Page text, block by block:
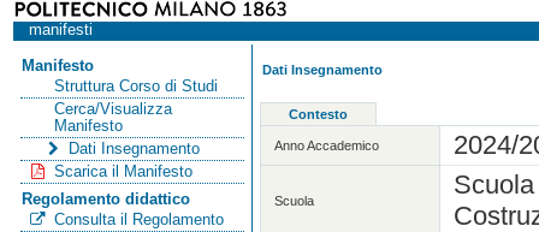
manifesti
Manifesto
Struttura Corso di Studi
Cerca/Visualizza
Manifesto
Dati Insegnamento
Scarica il Manifesto
Regolamento didattico
Consulta il Regolamento
Dati Insegnamento
Contesto
Anno Accademico 2024/
Scuola